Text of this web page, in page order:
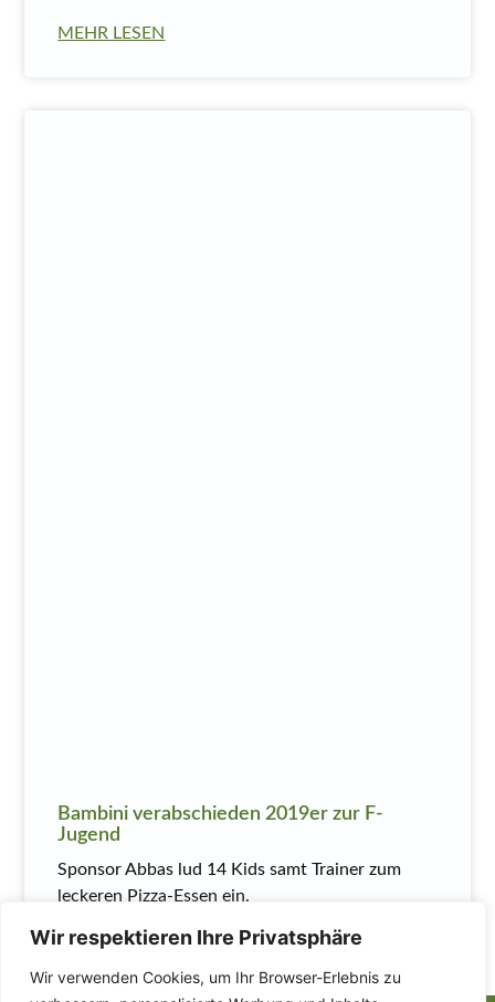
Wir respektieren Ihre Privatsphäre
Wir verwenden Cookies, um Ihr Browser-Erlebnis zu
MEHR LESEN
Bambini verabschieden 2019er zur F-
Jugend
Sponsor Abbas lud 14 Kids samt Trainer zum
leckeren Pizza-Essen ein.
MEHR LESEN